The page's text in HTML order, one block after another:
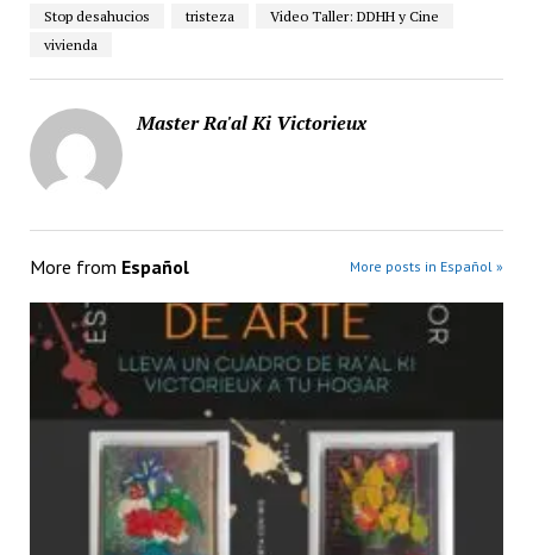
Stop desahucios tristeza
Video Taller: DDHH y Cine
vivienda
Master Ra'al Ki Victorieux
More from Español More posts in Español »